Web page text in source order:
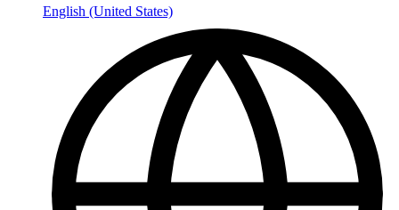
English (United States)